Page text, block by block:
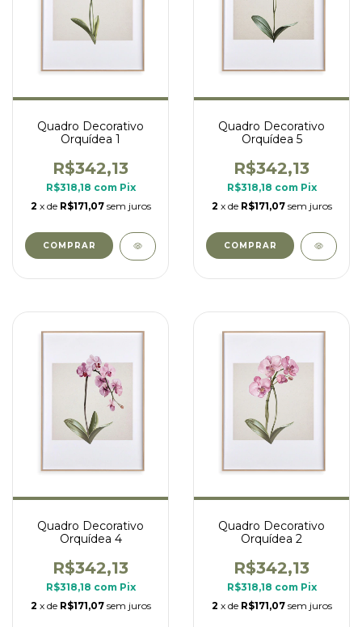
Quadro Decorativo
Orquídea 1
R$342,13
R$318,18 com Pix
2 x de R$171,07 sem juros
COMPRAR
Quadro Decorativo
Orquídea 5
R$342,13
R$318,18 com Pix
2 x de R$171,07 sem juros
COMPRAR
Quadro Decorativo
Orquídea 4
R$342,13
R$318,18 com Pix
2 x de R$171,07 sem juros
Quadro Decorativo
Orquídea 2
R$342,13
R$318,18 com Pix
2 x de R$171,07 sem juros